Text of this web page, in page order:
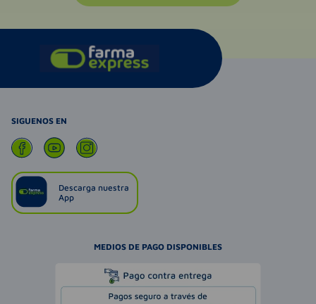
SIGUENOS EN
Descarga nuestra
App
MEDIOS DE PAGO DISPONIBLES